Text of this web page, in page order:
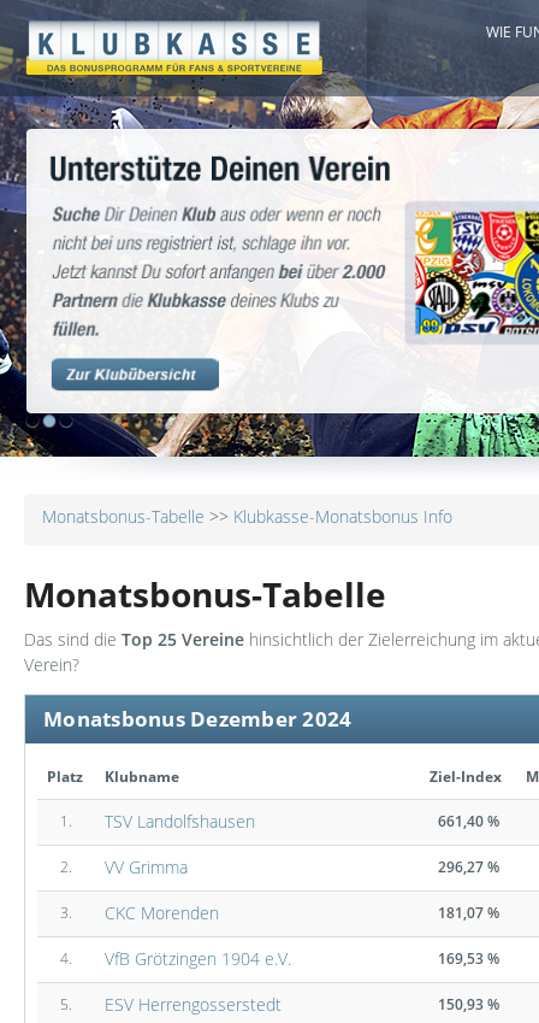
WIE
1
Monatsbonus-Tabelle >> Klubkasse-Monatsbonus Info
Monatsbonus-Tabelle
Das sind die Top 25 Vereine hinsichtlich der Zielerreichung im
Verein?
Monatsbonus Dezember 2024
Platz Klubname Ziel-Index
1. TSV Landolfshausen 661,40 %
2. VV Grimma 296,27 %
3. CKC Morenden 181,07 %
4. VfB Grötzingen 1904 e.V. 169,53 %
5. ESV Herrengosserstedt 150,93 %